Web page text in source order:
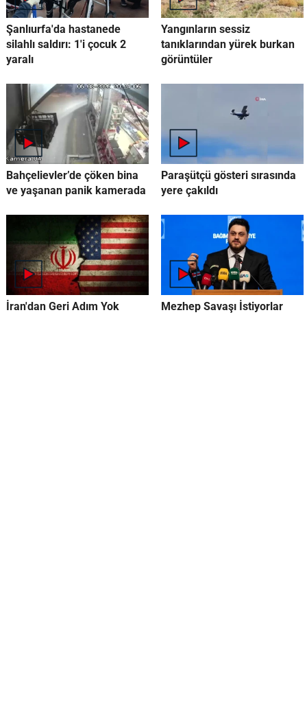
Şanlıurfa'da hastanede
silahlı saldırı: 1'i çocuk 2
yaralı
Yangınların sessiz
tanıklarından yürek burkan
görüntüler
Bahçelievler’de çöken bina
ve yaşanan panik kamerada
Paraşütçü gösteri sırasında
yere çakıldı
İran'dan Geri Adım Yok Mezhep Savaşı İstiyorlar